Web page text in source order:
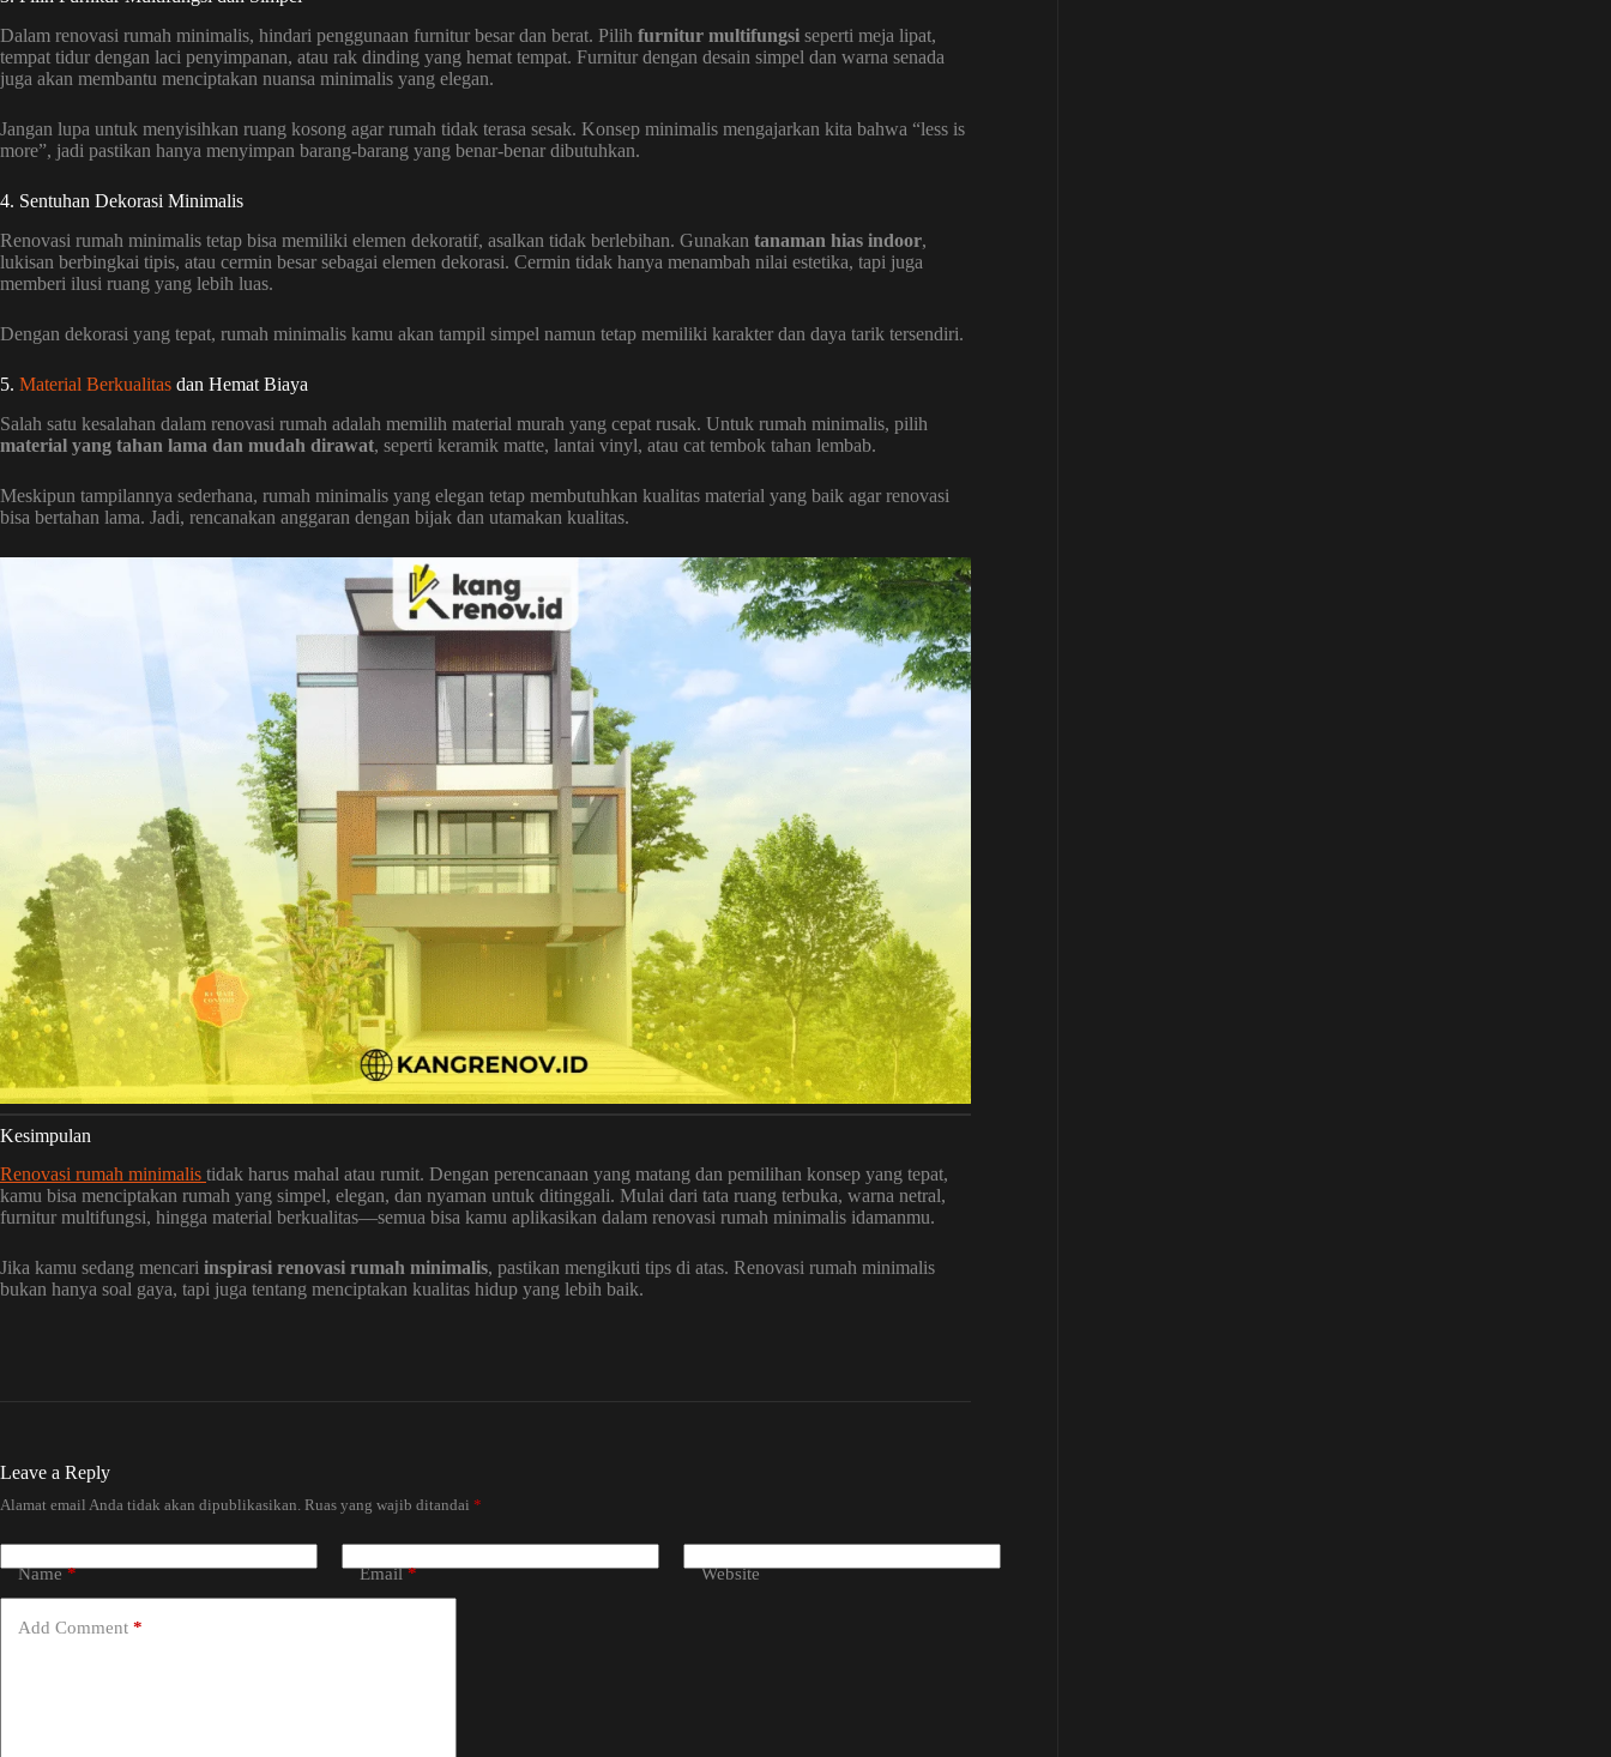
Dalam renovasi rumah minimalis, hindari penggunaan furnitur besar dan berat. Pilih furnitur multifungsi seperti meja lipat,
tempat tidur dengan laci penyimpanan, atau rak dinding yang hemat tempat. Furnitur dengan desain simpel dan warna senada
juga akan membantu menciptakan nuansa minimalis yang elegan.
Jangan lupa untuk menyisihkan ruang kosong agar rumah tidak terasa sesak. Konsep minimalis mengajarkan kita bahwa “less is
more”, jadi pastikan hanya menyimpan barang-barang yang benar-benar dibutuhkan.
4. Sentuhan Dekorasi Minimalis
Renovasi rumah minimalis tetap bisa memiliki elemen dekoratif, asalkan tidak berlebihan. Gunakan tanaman hias indoor,
lukisan berbingkai tipis, atau cermin besar sebagai elemen dekorasi. Cermin tidak hanya menambah nilai estetika, tapi juga
memberi ilusi ruang yang lebih luas.
Dengan dekorasi yang tepat, rumah minimalis kamu akan tampil simpel namun tetap memiliki karakter dan daya tarik tersendiri.
5. Material Berkualitas dan Hemat Biaya
Salah satu kesalahan dalam renovasi rumah adalah memilih material murah yang cepat rusak. Untuk rumah minimalis, pilih
material yang tahan lama dan mudah dirawat, seperti keramik matte, lantai vinyl, atau cat tembok tahan lembab.
Meskipun tampilannya sederhana, rumah minimalis yang elegan tetap membutuhkan kualitas material yang baik agar renovasi
bisa bertahan lama. Jadi, rencanakan anggaran dengan bijak dan utamakan kualitas.
Kesimpulan
Renovasi rumah minimalis tidak harus mahal atau rumit. Dengan perencanaan yang matang dan pemilihan konsep yang tepat,
kamu bisa menciptakan rumah yang simpel, elegan, dan nyaman untuk ditinggali. Mulai dari tata ruang terbuka, warna netral,
furnitur multifungsi, hingga material berkualitas—semua bisa kamu aplikasikan dalam renovasi rumah minimalis idamanmu.
Jika kamu sedang mencari inspirasi renovasi rumah minimalis, pastikan mengikuti tips di atas. Renovasi rumah minimalis
bukan hanya soal gaya, tapi juga tentang menciptakan kualitas hidup yang lebih baik.
Leave a Reply
Alamat email Anda tidak akan dipublikasikan. Ruas yang wajib ditandai *
Name* Email* Website
Add Comment *